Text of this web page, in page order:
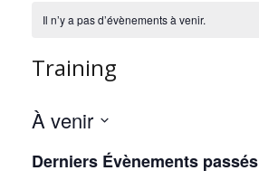
Il n’y a pas d’évènements à venir.
Training
À venir
une
Derniers Évènements passés